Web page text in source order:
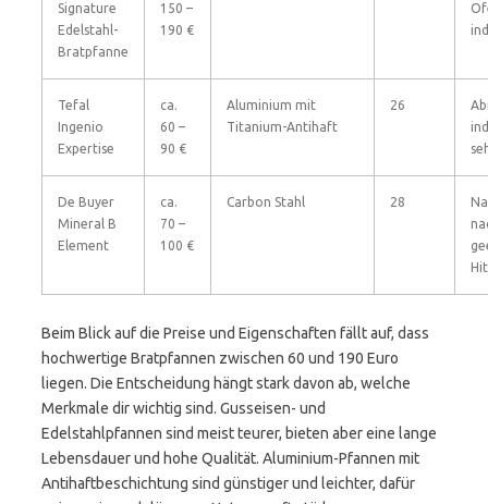
Signature
Edelstahl-
Bratpfanne
150 –
190 €
Tefal
Ingenio
Expertise
ca.
60 –
90 €
Aluminium mit
Titanium-Antihaft
26
De Buyer
Mineral B
Element
ca.
70 –
100 €
Carbon Stahl 28
Beim Blick auf die Preise und Eigenschaften fällt auf, dass
hochwertige Bratpfannen zwischen 60 und 190 Euro
liegen. Die Entscheidung hängt stark davon ab, welche
Merkmale dir wichtig sind. Gusseisen- und
Edelstahlpfannen sind meist teurer, bieten aber eine lange
Lebensdauer und hohe Qualität. Aluminium-Pfannen mit
Antihaftbeschichtung sind günstiger und leichter, dafür